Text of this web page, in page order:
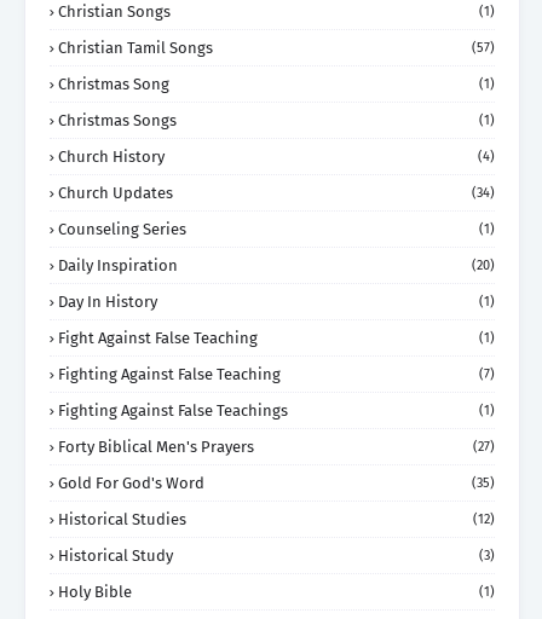
Christian Songs (1)
Christian Tamil Songs (57)
Christmas Song (1)
Christmas Songs (1)
Church History (4)
Church Updates (34)
Counseling Series (1)
Daily Inspiration (20)
Day In History (1)
Fight Against False Teaching (1)
Fighting Against False Teaching (7)
Fighting Against False Teachings (1)
Forty Biblical Men's Prayers (27)
Gold For God's Word (35)
Historical Studies (12)
Historical Study (3)
Holy Bible (1)